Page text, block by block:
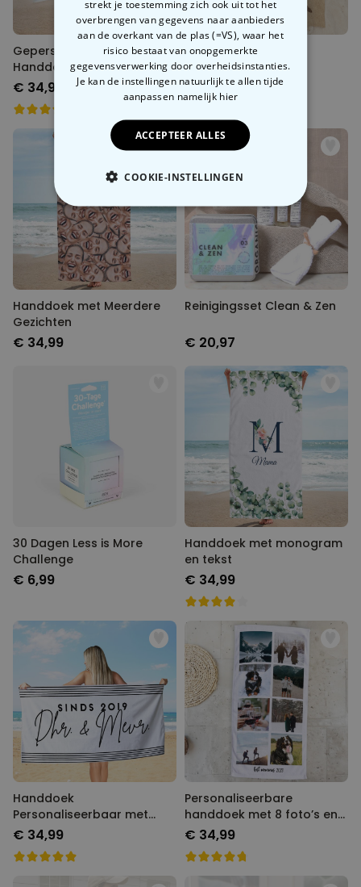
Gepersonaliseerde
Handdoek Comic stijl
€ 34,99
Gepersonaliseerde
Handdoek met
Droomlichaam
€ 34,99
Handdoek met Meerdere
Gezichten
€ 34,99
Reinigingsset Clean & Zen
€ 20,97
30 Dagen Less is More
Challenge
€ 6,99
Handdoek met monogram
en tekst
€ 34,99
Handdoek
Personaliseerbaar met
Verschillende
Achtergronden
€ 34,99
Personaliseerbare
handdoek met 8 foto’s en
tekst
€ 34,99
strekt je toestemming zich ook uit tot het
overbrengen van gegevens naar aanbieders
aan de overkant van de plas (=VS), waar het
risico bestaat van onopgemerkte
gegevensverwerking door overheidsinstanties.
Je kan de instellingen natuurlijk te allen tijde
aanpassen namelijk hier
ACCEPTEER ALLES
COOKIE-INSTELLINGEN
NOODZAKELIJK
PERFORMANCE
MARKETING